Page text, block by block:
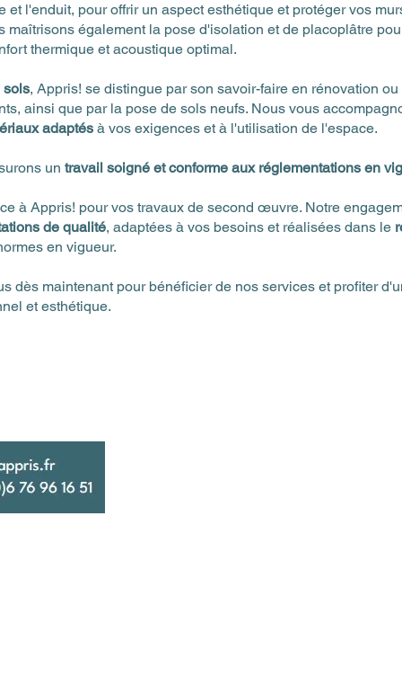
et l'enduit, pour offrir un aspect esthétique et protéger vos
maîtrisons également la pose d'isolation et de placoplâtre
thermique et acoustique optimal.
sols, Appris! se distingue par son savoir-faire en rénovation
ainsi que par la pose de sols neufs. Nous vous
adaptés à vos exigences et à l'utilisation de l'espace.
un travail soigné et conforme aux réglementations en
à Appris! pour vos travaux de second œuvre. Notre
de qualité, adaptées à vos besoins et réalisées dans le
en vigueur.
dès maintenant pour bénéficier de nos services et profiter
et esthétique.